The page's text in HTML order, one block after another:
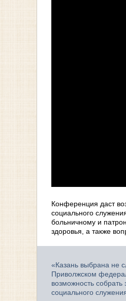
Конференция даст
социального
больничному и
здоровья, а также
«Казань выбрана не
Приволжском
возможность
социального